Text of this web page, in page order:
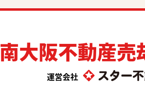
南大阪不動産売
運営会社